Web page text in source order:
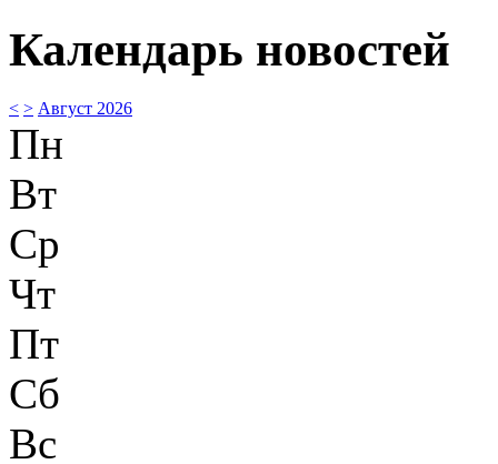
Календарь новостей
< > Август 2026
Пн
Вт
Ср
Чт
Пт
Сб
Вс